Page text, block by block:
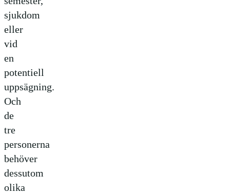
sjukdom
eller
vid
en
potentiell
uppsägning.
Och
de
tre
personerna
behöver
dessutom
olika